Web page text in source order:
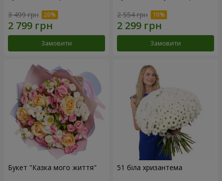
3 499 грн
Замовити
2 554 грн
Замовити
Букет "Казка мого життя" 51 біла хризантема